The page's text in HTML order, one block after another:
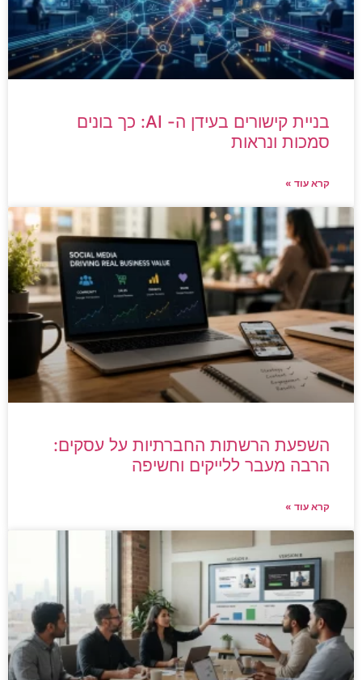
בניית קישורים בעידן ה- AI: כך בונים
סמכות ונראות
קרא עוד »
השפעת הרשתות החברתיות על עסקים:
הרבה מעבר ללייקים וחשיפה
קרא עוד »